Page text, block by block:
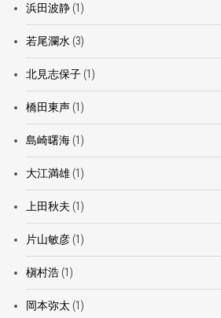
浜田波静(1)
若尾瀾水 (3)
北見志保子(1)
橋田東声(1)
島崎曙海(1)
大江満雄(1)
上田秋夫 (1)
片山敏彦(1)
槇村浩(1)
岡本弥太 (1)